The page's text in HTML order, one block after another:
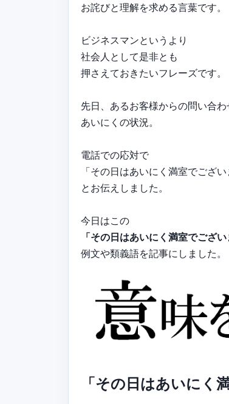
お詫びと理解を求める言葉です。
ビジネスマンというより
社会人として是非とも
押さえておきたいフレーズです。
先日、あるお客様からの問い合
あいにくの状況。
電話での応対で
「その日はあいにく満室でござい
とお伝えしました。
今日はこの
「その日はあいにく満室でござ
例文や類義語を記事にしました。
「その日はあいにく